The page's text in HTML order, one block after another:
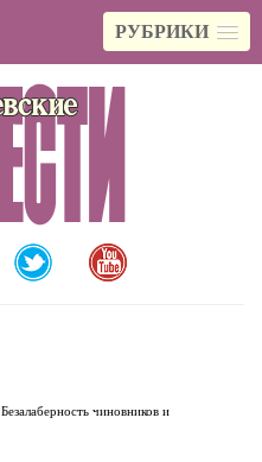
РУБРИКИ
Безалаберность чиновников и